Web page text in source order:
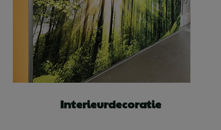
Interieurdecoratie